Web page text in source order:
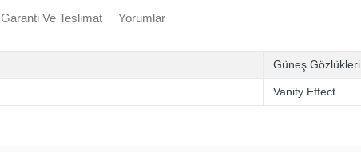
Garanti Ve Teslimat Yorumlar
Güneş Gözlükleri
Vanity Effect